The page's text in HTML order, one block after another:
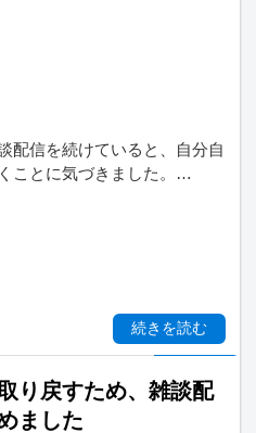
配信を続けていると、自分自
ことに気づきました。…
続きを読む
り戻すため、雑談配
ました